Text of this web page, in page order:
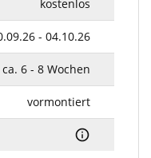
kostenlos
- 04.10.26
ca. 6 - 8 Wochen
vormontiert